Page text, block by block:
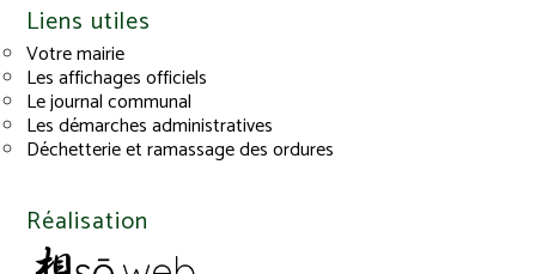
Liens utiles
Votre mairie
Les affichages officiels
Le journal communal
Les démarches administratives
Déchetterie et ramassage des ordures
Réalisation